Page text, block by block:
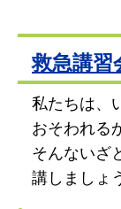
救急講習
私たちは、
おそわれる
そんないざ
講しましょ